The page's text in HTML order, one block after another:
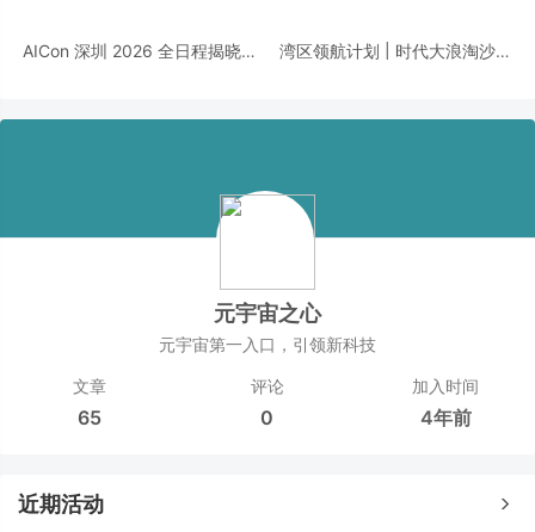
AICon 深圳 2026 全日程揭晓｜
湾区领航计划 | 时代大浪淘沙，
元宇宙之心
元宇宙第一入口，引领新科技
文章
65
评论
0
加入时间
4年前
近期活动